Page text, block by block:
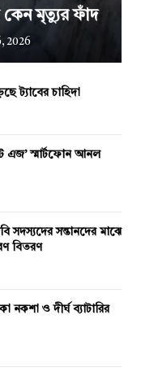
কেন মৃত্যুর ফাঁদ
2026
ট্যাবের চাহিদা
এজ’ স্মার্টফোন আনল
সদস্যদের সন্তানদের মাঝে
বিতরণ
নকশা ও দীর্ঘ ব্যাটারির